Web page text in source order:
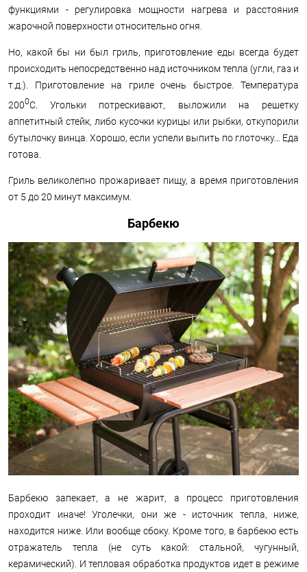
функциями - регулировка мощности нагрева и расстояния
жарочной поверхности относительно огня.
Но, какой бы ни был гриль, приготовление еды всегда будет
происходить непосредственно над источником тепла (угли, газ и
т.д.). Приготовление на гриле очень быстрое. Температура
2000С. Угольки потрескивают, выложили на решетку
аппетитный стейк, либо кусочки курицы или рыбки, откупорили
бутылочку винца. Хорошо, если успели выпить по глоточку… Еда
готова.
Гриль великолепно прожаривает пищу, а время приготовления
от 5 до 20 минут максимум.
Барбекю
Барбекю запекает, а не жарит, а процесс приготовления
проходит иначе! Уголечки, они же - источник тепла, ниже,
находится ниже. Или вообще сбоку. Кроме того, в барбекю есть
отражатель тепла (не суть какой: стальной, чугунный,
керамический). И тепловая обработка продуктов идет в режиме